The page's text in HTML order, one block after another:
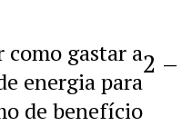
como gastar a
energia para
de benefício
2 –